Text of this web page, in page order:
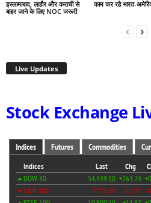
इस्लामाबाद, लाहौर और कराची से
बाहर जाने के लिए NOC जरूरी
काम कर रहे भारत-
Live Updates
Stock Exchange